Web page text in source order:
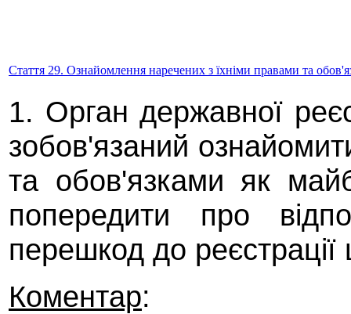
Стаття 29. Ознайомлення наречених з їхніми правами та
1. Орган державної
зобов'язаний
та обов'язками як
попередити про
перешкод до
Коментар: